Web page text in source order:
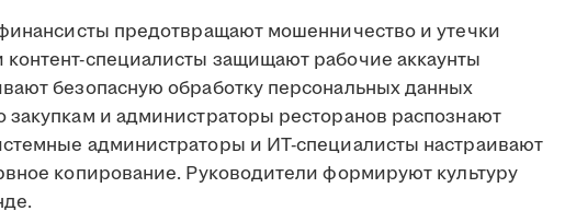
предотвращают мошенничество и утечки
специалисты защищают рабочие аккаунты
безопасную обработку персональных данных
и администраторы ресторанов распознают
администраторы и ИТ-специалисты настраивают
копирование. Руководители формируют культуру